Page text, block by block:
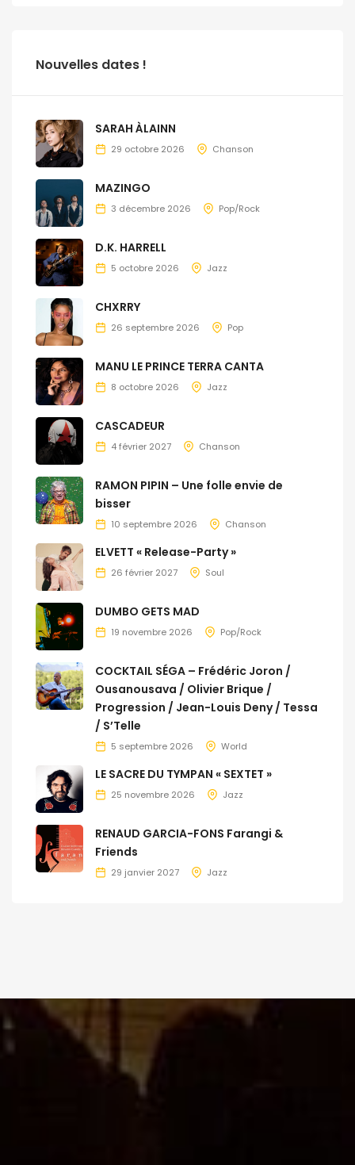
Nouvelles dates !
SARAH ÀLAINN
29 octobre 2026 Chanson
MAZINGO
3 décembre 2026 Pop/Rock
D.K. HARRELL
5 octobre 2026 Jazz
CHXRRY
26 septembre 2026 Pop
MANU LE PRINCE TERRA CANTA
8 octobre 2026 Jazz
CASCADEUR
4 février 2027 Chanson
RAMON PIPIN – Une folle envie de
bisser
10 septembre 2026 Chanson
ELVETT « Release-Party »
26 février 2027 Soul
DUMBO GETS MAD
19 novembre 2026 Pop/Rock
COCKTAIL SÉGA – Frédéric Joron /
Ousanousava / Olivier Brique /
Progression / Jean-Louis Deny / Tessa
/ S’Telle
5 septembre 2026 World
LE SACRE DU TYMPAN « SEXTET »
25 novembre 2026 Jazz
RENAUD GARCIA-FONS Farangi &
Friends
29 janvier 2027 Jazz